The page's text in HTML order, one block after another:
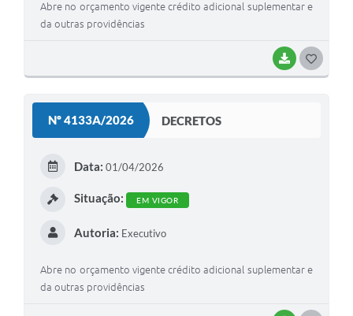
BAIXAR
Abre no orçamento vigente crédito adicional suplementar e
da outras providências
Nº 4133A/2026 DECRETOS
Data: 01/04/2026
Situação: EM VIGOR
Autoria: Executivo
Abre no orçamento vigente crédito adicional suplementar e
da outras providências